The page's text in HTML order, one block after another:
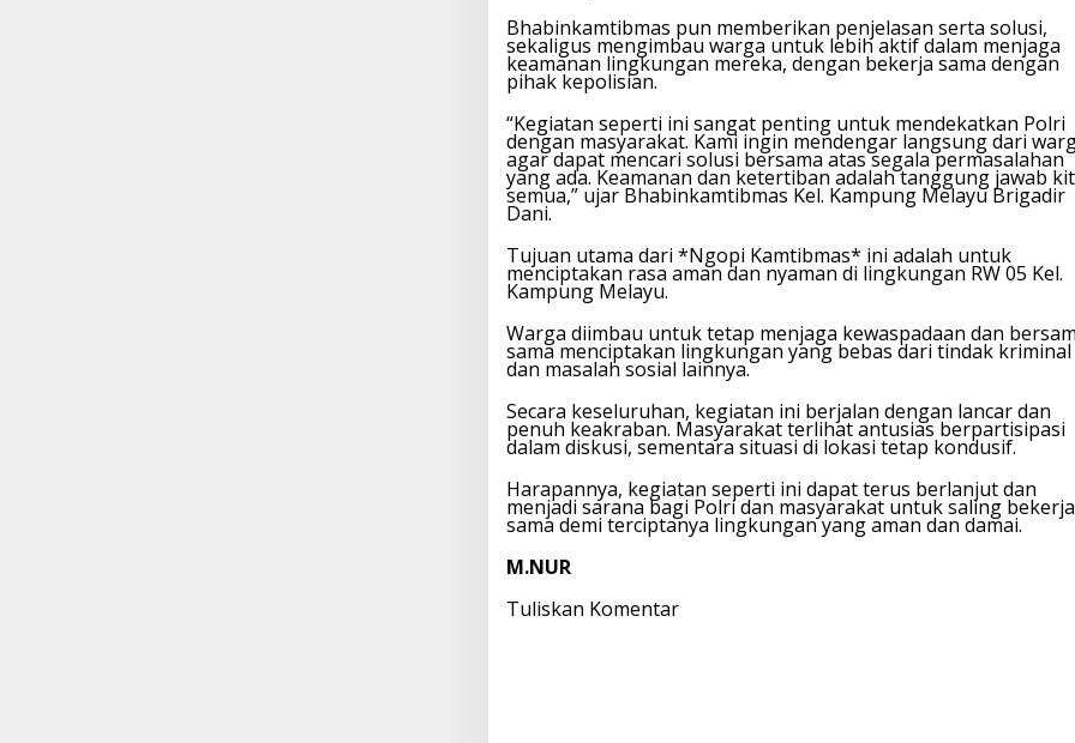
Bhabinkamtibmas pun memberikan penjelasan serta solusi,
sekaligus mengimbau warga untuk lebih aktif dalam menjaga
keamanan lingkungan mereka, dengan bekerja sama dengan
pihak kepolisian.
“Kegiatan seperti ini sangat penting untuk mendekatkan Polri
dengan masyarakat. Kami ingin mendengar langsung dari
agar dapat mencari solusi bersama atas segala permasalahan
yang ada. Keamanan dan ketertiban adalah tanggung jawab
semua,” ujar Bhabinkamtibmas Kel. Kampung Melayu Brigadir
Dani.
Tujuan utama dari *Ngopi Kamtibmas* ini adalah untuk
menciptakan rasa aman dan nyaman di lingkungan RW 05 Kel.
Kampung Melayu.
Warga diimbau untuk tetap menjaga kewaspadaan dan
sama menciptakan lingkungan yang bebas dari tindak kriminal
dan masalah sosial lainnya.
Secara keseluruhan, kegiatan ini berjalan dengan lancar dan
penuh keakraban. Masyarakat terlihat antusias berpartisipasi
dalam diskusi, sementara situasi di lokasi tetap kondusif.
Harapannya, kegiatan seperti ini dapat terus berlanjut dan
menjadi sarana bagi Polri dan masyarakat untuk saling bekerja
sama demi terciptanya lingkungan yang aman dan damai.
M.NUR
Tuliskan Komentar